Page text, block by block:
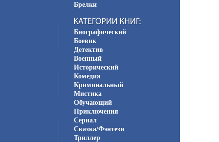
Брелки
Биографический
Боевик
Детектив
Военный
Исторический
Комедия
Криминальный
Мистика
Обучающий
Приключения
Сериал
Сказка/Фэнтези
Триллер